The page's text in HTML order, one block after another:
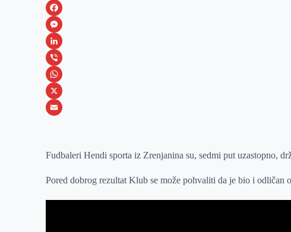
F
a
c
e
b
o
M
e
s
s
e
e
L
i
n
k
I
V
i
b
W
h
s
X
a
Fudbaleri Hendi sporta iz Zrenjanina su, sedmi put uzastopno,
Pored dobrog rezultat Klub se može pohvaliti da je bio i odličan